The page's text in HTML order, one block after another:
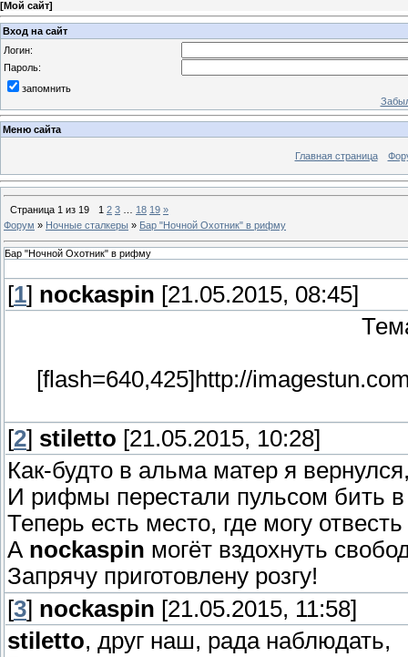
[Мой сайт]
Вход на сайт
Логин:
Пароль:
запомнить
Меню сайта
Главная страница
Страница 1 из 19 1 2 3 18 19 »
Форум » Ночные сталкеры » Бар "Ночной Охотник" в рифму
Бар "Ночной Охотник" в рифму
[1] nockaspin [21.05.2015, 08:45]
[flash=640,425]http://
[2] stiletto [21.05.2015, 10:28]
Как-будто в альма матер я
И рифмы перестали пульсом бить в
Теперь есть место, где могу
А nockaspin могёт вздохнуть
Запрячу приготовлену розгу!
[3] nockaspin [21.05.2015, 11:58]
stiletto, друг наш, рада наблюдать,